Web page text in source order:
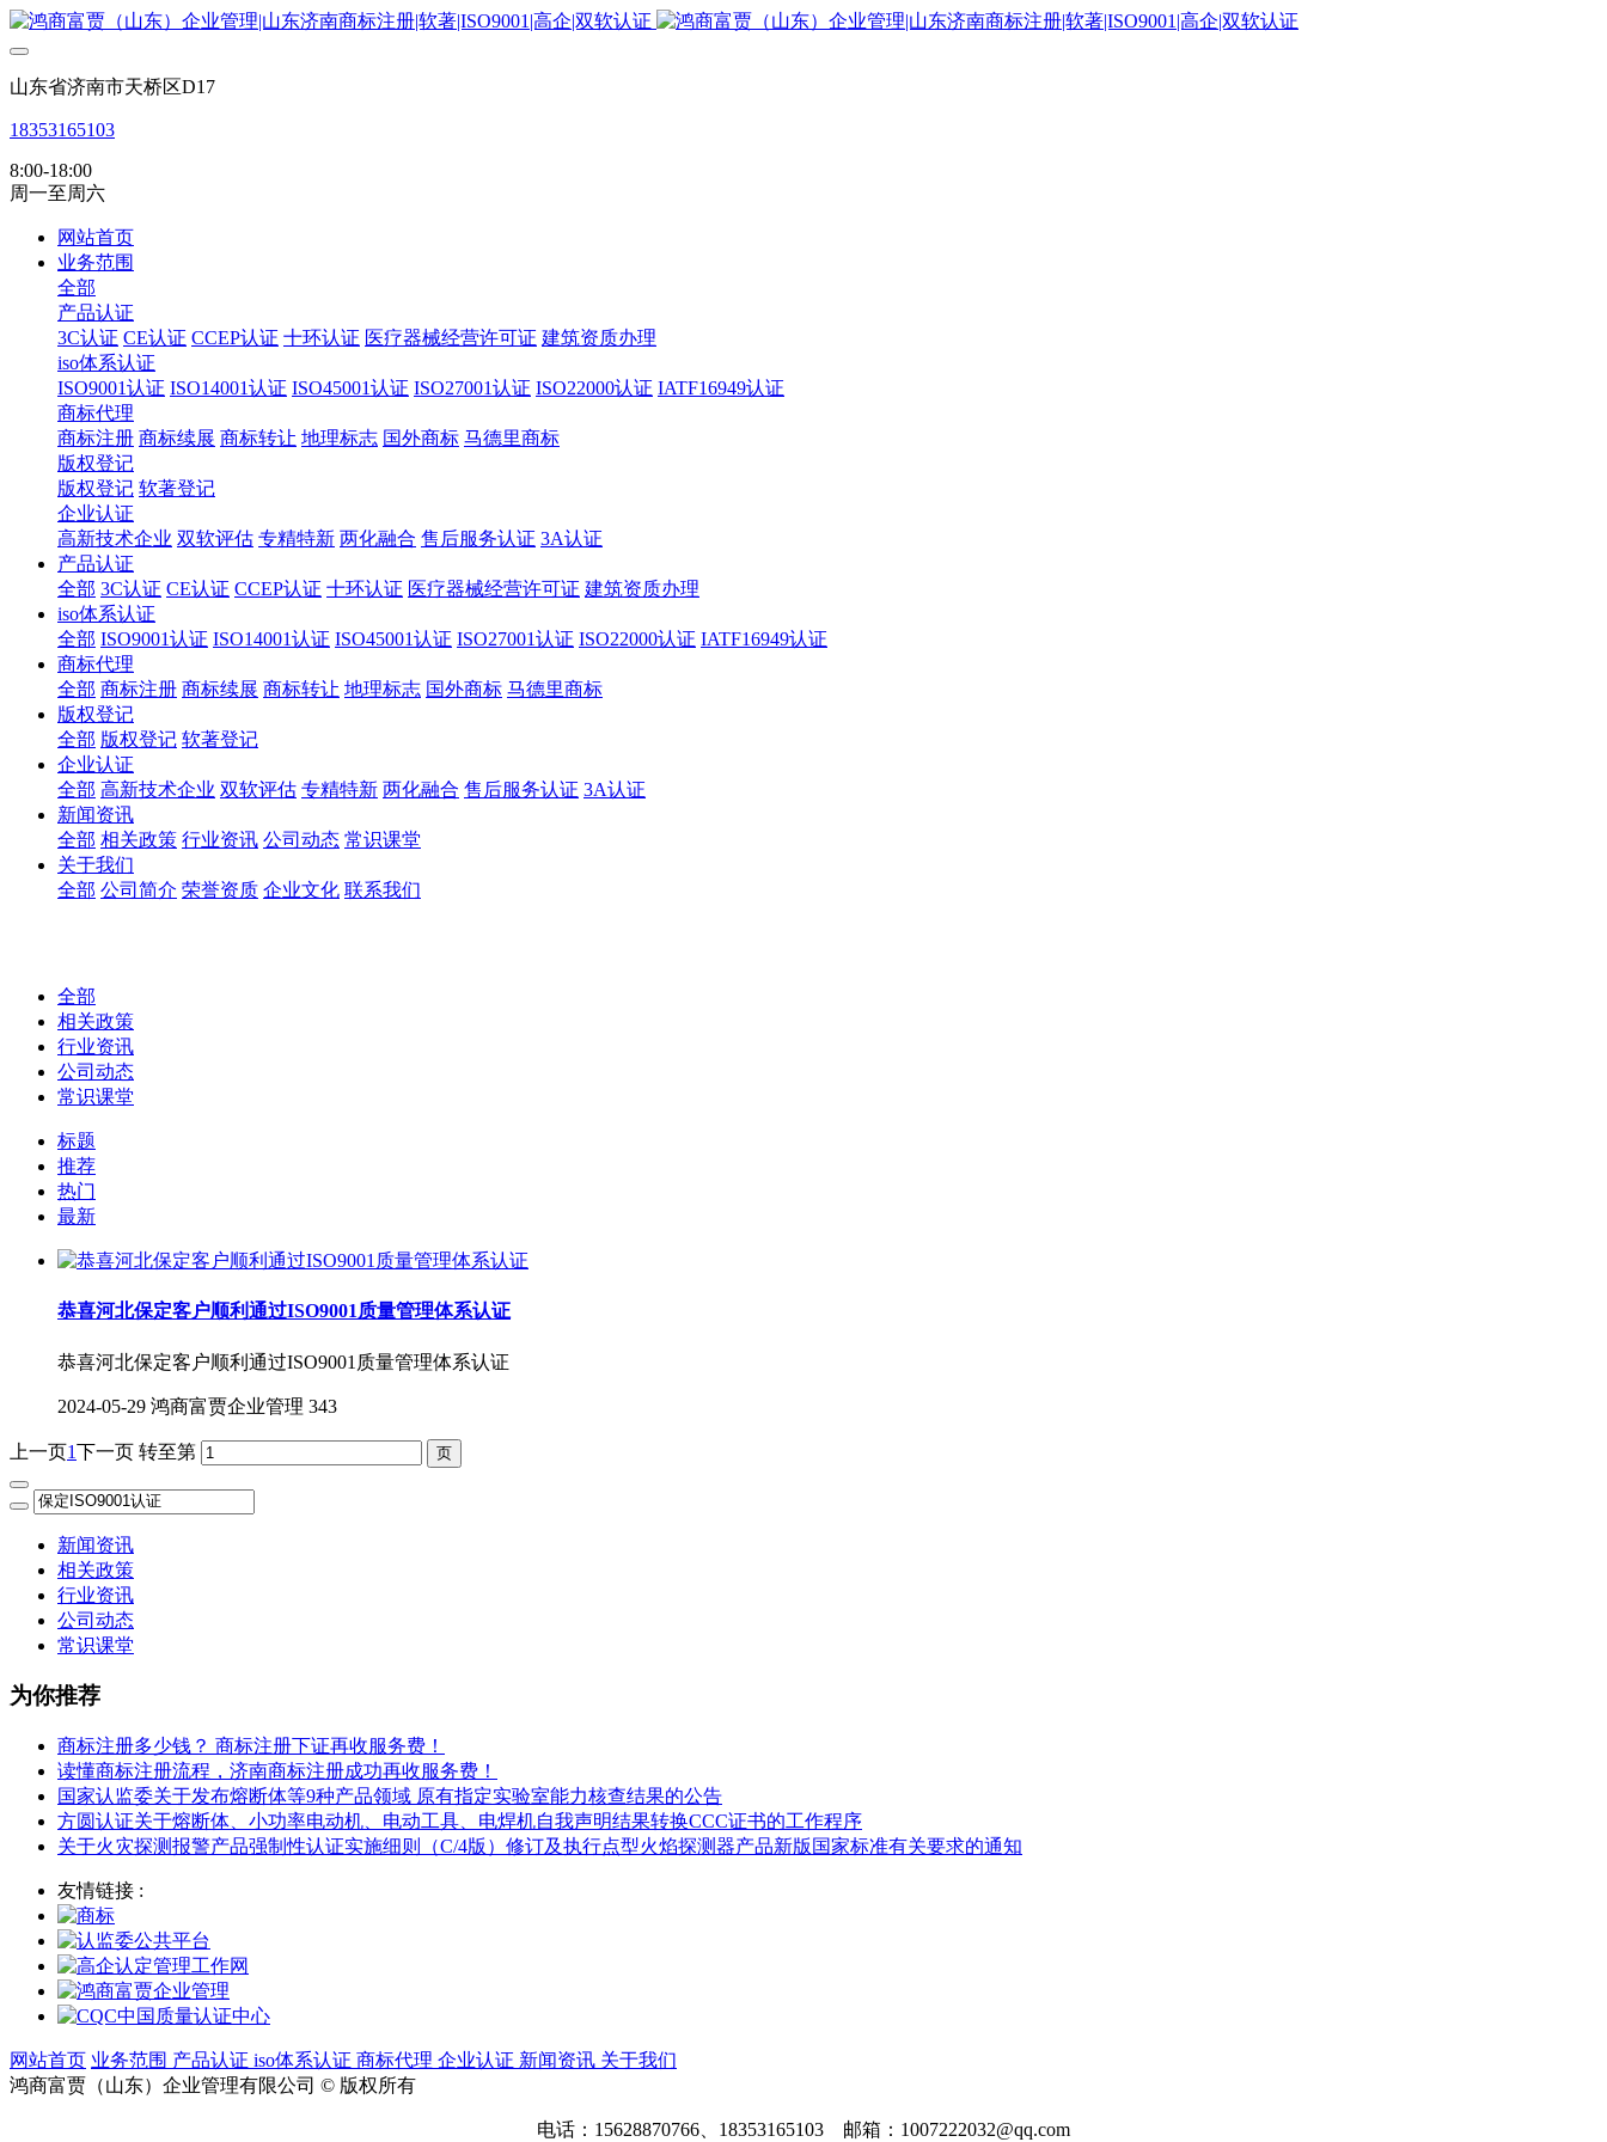
山东省济南市天桥区D17
18353165103
8:00-18:00
周一至周六
网站首页
业务范围
全部
产品认证
3C认证 CE认证 CCEP认证 十环认证 医疗器械经营许可证 建筑资质办理
iso体系认证
ISO9001认证 ISO14001认证 ISO45001认证 ISO27001认证 ISO22000认证 IATF16949认证
商标代理
商标注册 商标续展 商标转让 地理标志 国外商标 马德里商标
版权登记
版权登记 软著登记
企业认证
高新技术企业 双软评估 专精特新 两化融合 售后服务认证 3A认证
产品认证
全部 3C认证 CE认证 CCEP认证 十环认证 医疗器械经营许可证 建筑资质办理
iso体系认证
全部 ISO9001认证 ISO14001认证 ISO45001认证 ISO27001认证 ISO22000认证 IATF16949认证
商标代理
全部 商标注册 商标续展 商标转让 地理标志 国外商标 马德里商标
版权登记
全部 版权登记 软著登记
企业认证
全部 高新技术企业 双软评估 专精特新 两化融合 售后服务认证 3A认证
新闻资讯
全部 相关政策 行业资讯 公司动态 常识课堂
关于我们
全部 公司简介 荣誉资质 企业文化 联系我们
全部
相关政策
行业资讯
公司动态
常识课堂
标题
推荐
热门
最新
恭喜河北保定客户顺利通过ISO9001质量管理体系认证
恭喜河北保定客户顺利通过ISO9001质量管理体系认证
2024-05-29 鸿商富贾企业管理 343
上一页1下一页 转至第
新闻资讯
相关政策
行业资讯
公司动态
常识课堂
为你推荐
商标注册多少钱？ 商标注册下证再收服务费！
读懂商标注册流程，济南商标注册成功再收服务费！
国家认监委关于发布熔断体等9种产品领域 原有指定实验室能力核查结果的公告
方圆认证关于熔断体、小功率电动机、电动工具、电焊机自我声明结果转换CCC证书的工作程序
关于火灾探测报警产品强制性认证实施细则（C/4版）修订及执行点型火焰探测器产品新版国家标准有关要求的通知
友情链接 :
网站首页 业务范围 产品认证 iso体系认证 商标代理 企业认证 新闻资讯 关于我们
鸿商富贾（山东）企业管理有限公司 © 版权所有
电话：15628870766、18353165103 邮箱：1007222032@qq.com